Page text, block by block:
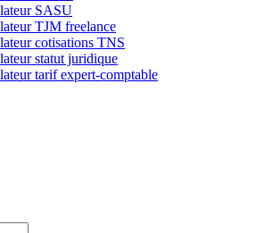
SASU
TJM freelance
cotisations TNS
statut juridique
tarif expert-comptable